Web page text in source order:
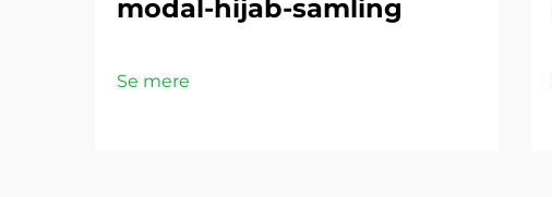
modal-hijab-samling
Se mere